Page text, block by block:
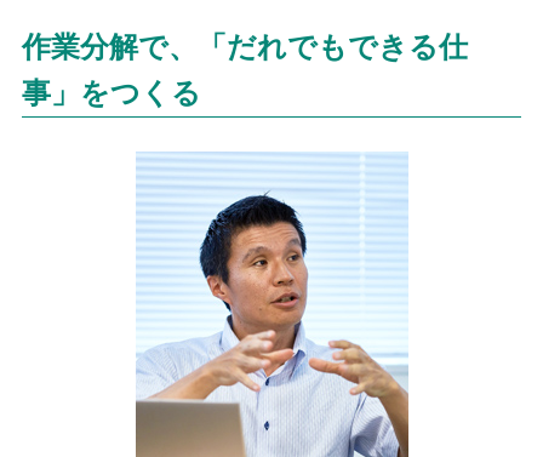
作業分解で、「だれでもできる仕
事」をつくる